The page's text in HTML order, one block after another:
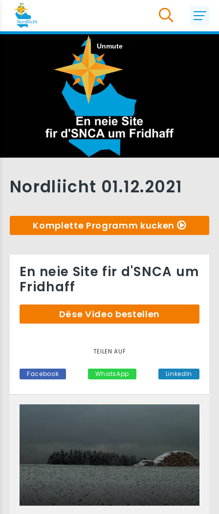
Nordliicht 01.12.2021
Komplette Programm kucken
En neie Site fir d'SNCA um
Fridhaff
Dëse Video bestellen
TEILEN AUF
Facebook WhatsApp LinkedIn